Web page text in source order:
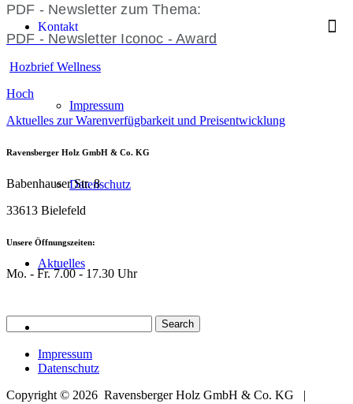
Kontakt
Impressum
Datenschutz
Aktuelles
PDF - Newsletter zum Thema:
PDF - Newsletter Iconoc - Award
Hozbrief Wellness
Hoch
Aktuelles zur Warenverfügbarkeit und Preisentwicklung
Ravensberger Holz GmbH & Co. KG
Babenhauser Str. 8
33613 Bielefeld
Unsere Öffnungszeiten:
Mo. - Fr. 7.00 - 17.30 Uhr
Impressum
Datenschutz
Copyright © 2026 Ravensberger Holz GmbH & Co. KG |